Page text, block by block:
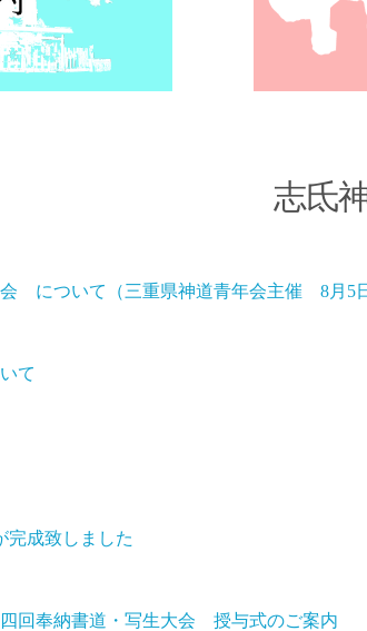
志氐
について（三重県神道青年会主催 8月5
て
完成致しました
回奉納書道・写生大会 授与式のご案内